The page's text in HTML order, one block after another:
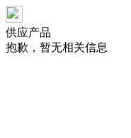
供应产品
抱歉，暂无相关信息